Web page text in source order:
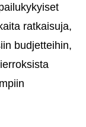
ratkaisuja,
budjetteihin,